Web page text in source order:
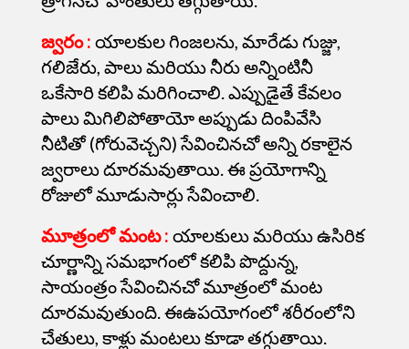
జ్వరం : యాలకుల గింజలను, మారేడు గుజ్జు,
గలిజేరు, పాలు మరియు నీరు అన్నింటినీ
ఒకేసారి కలిపి మరిగించాలి. ఎప్పుడైతే కేవలం
పాలు మిగిలిపోతాయో అప్పుడు దింపివేసి
నీటితో (గోరువెచ్చని) సేవించినచో అన్ని రకాలైన
జ్వరాలు దూరమవుతాయి. ఈ ప్రయోగాన్ని
రోజులో మూడుసార్లు సేవించాలి.
మూత్రంలో మంట : యాలకులు మరియు ఉసిరిక
చూర్ణాన్ని సమభాగంలో కలిపి పొద్దున్న,
సాయంత్రం సేవించినచో మూత్రంలో మంట
దూరమవుతుంది. ఈఉపయోగంలో శరీరంలోని
చేతులు, కాళ్లు మంటలు కూడా తగ్గుతాయి.